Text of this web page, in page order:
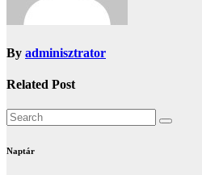
By adminisztrator
Related Post
Naptár